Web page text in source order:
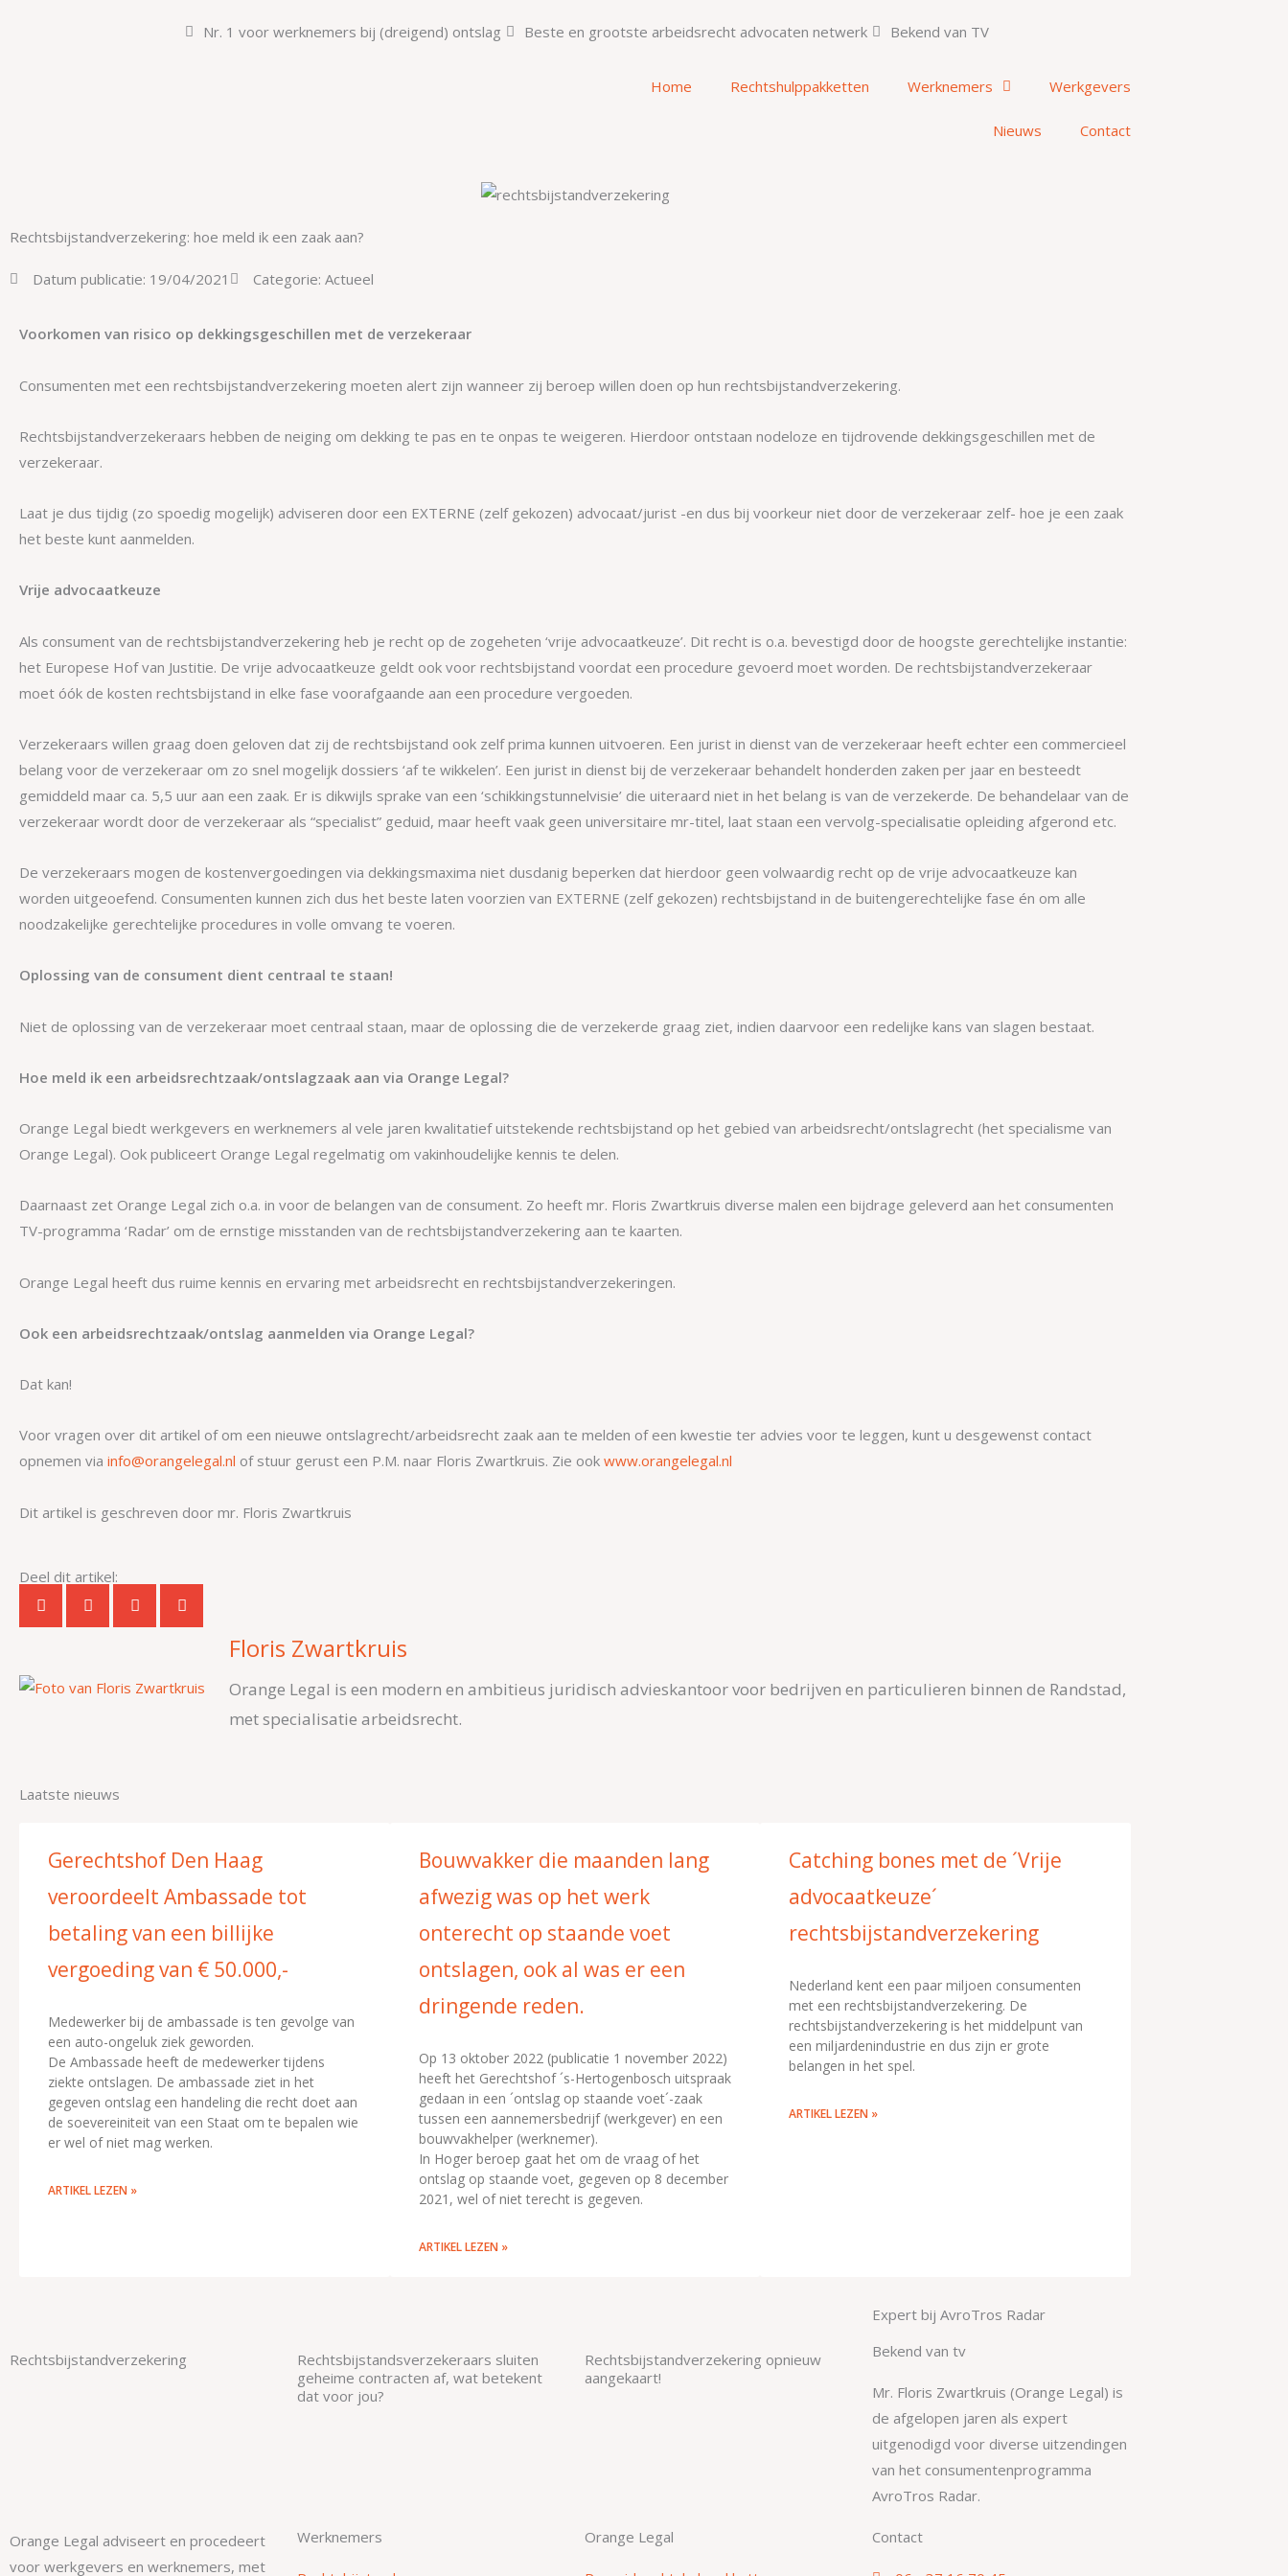
Nr. 1 voor werknemers bij (dreigend) ontslag Beste en grootste arbeidsrecht advocaten netwerk Bekend van TV
Home Rechtshulppakketten Werknemers Werkgevers
Nieuws Contact
Rechtsbijstandverzekering: hoe meld ik een zaak aan?
Datum publicatie: 19/04/2021 Categorie: Actueel
Voorkomen van risico op dekkingsgeschillen met de verzekeraar
Consumenten met een rechtsbijstandverzekering moeten alert zijn wanneer zij beroep willen doen op hun rechtsbijstandverzekering.
Rechtsbijstandverzekeraars hebben de neiging om dekking te pas en te onpas te weigeren. Hierdoor ontstaan nodeloze en tijdrovende dekkingsgeschillen met de
verzekeraar.
Laat je dus tijdig (zo spoedig mogelijk) adviseren door een EXTERNE (zelf gekozen) advocaat/jurist -en dus bij voorkeur niet door de verzekeraar zelf- hoe je een zaak
het beste kunt aanmelden.
Vrije advocaatkeuze
Als consument van de rechtsbijstandverzekering heb je recht op de zogeheten ‘vrije advocaatkeuze’. Dit recht is o.a. bevestigd door de hoogste gerechtelijke instantie:
het Europese Hof van Justitie. De vrije advocaatkeuze geldt ook voor rechtsbijstand voordat een procedure gevoerd moet worden. De rechtsbijstandverzekeraar
moet óók de kosten rechtsbijstand in elke fase voorafgaande aan een procedure vergoeden.
Verzekeraars willen graag doen geloven dat zij de rechtsbijstand ook zelf prima kunnen uitvoeren. Een jurist in dienst van de verzekeraar heeft echter een commercieel
belang voor de verzekeraar om zo snel mogelijk dossiers ‘af te wikkelen’. Een jurist in dienst bij de verzekeraar behandelt honderden zaken per jaar en besteedt
gemiddeld maar ca. 5,5 uur aan een zaak. Er is dikwijls sprake van een ‘schikkingstunnelvisie’ die uiteraard niet in het belang is van de verzekerde. De behandelaar van de
verzekeraar wordt door de verzekeraar als “specialist” geduid, maar heeft vaak geen universitaire mr-titel, laat staan een vervolg-specialisatie opleiding afgerond etc.
De verzekeraars mogen de kostenvergoedingen via dekkingsmaxima niet dusdanig beperken dat hierdoor geen volwaardig recht op de vrije advocaatkeuze kan
worden uitgeoefend. Consumenten kunnen zich dus het beste laten voorzien van EXTERNE (zelf gekozen) rechtsbijstand in de buitengerechtelijke fase én om alle
noodzakelijke gerechtelijke procedures in volle omvang te voeren.
Oplossing van de consument dient centraal te staan!
Niet de oplossing van de verzekeraar moet centraal staan, maar de oplossing die de verzekerde graag ziet, indien daarvoor een redelijke kans van slagen bestaat.
Hoe meld ik een arbeidsrechtzaak/ontslagzaak aan via Orange Legal?
Orange Legal biedt werkgevers en werknemers al vele jaren kwalitatief uitstekende rechtsbijstand op het gebied van arbeidsrecht/ontslagrecht (het specialisme van
Orange Legal). Ook publiceert Orange Legal regelmatig om vakinhoudelijke kennis te delen.
Daarnaast zet Orange Legal zich o.a. in voor de belangen van de consument. Zo heeft mr. Floris Zwartkruis diverse malen een bijdrage geleverd aan het consumenten
TV-programma ‘Radar’ om de ernstige misstanden van de rechtsbijstandverzekering aan te kaarten.
Orange Legal heeft dus ruime kennis en ervaring met arbeidsrecht en rechtsbijstandverzekeringen.
Ook een arbeidsrechtzaak/ontslag aanmelden via Orange Legal?
Dat kan!
Voor vragen over dit artikel of om een nieuwe ontslagrecht/arbeidsrecht zaak aan te melden of een kwestie ter advies voor te leggen, kunt u desgewenst contact
opnemen via info@orangelegal.nl of stuur gerust een P.M. naar Floris Zwartkruis. Zie ook www.orangelegal.nl
Dit artikel is geschreven door mr. Floris Zwartkruis
Deel dit artikel:
Floris Zwartkruis
Orange Legal is een modern en ambitieus juridisch advieskantoor voor bedrijven en particulieren binnen de Randstad,
met specialisatie arbeidsrecht.
Laatste nieuws
Gerechtshof Den Haag
veroordeelt Ambassade tot
betaling van een billijke
vergoeding van € 50.000,-
Medewerker bij de ambassade is ten gevolge van
een auto-ongeluk ziek geworden.
De Ambassade heeft de medewerker tijdens
ziekte ontslagen. De ambassade ziet in het
gegeven ontslag een handeling die recht doet aan
de soevereiniteit van een Staat om te bepalen wie
er wel of niet mag werken.
ARTIKEL LEZEN »
Bouwvakker die maanden lang
afwezig was op het werk
onterecht op staande voet
ontslagen, ook al was er een
dringende reden.
Op 13 oktober 2022 (publicatie 1 november 2022)
heeft het Gerechtshof ´s-Hertogenbosch uitspraak
gedaan in een ´ontslag op staande voet´-zaak
tussen een aannemersbedrijf (werkgever) en een
bouwvakhelper (werknemer).
In Hoger beroep gaat het om de vraag of het
ontslag op staande voet, gegeven op 8 december
2021, wel of niet terecht is gegeven.
ARTIKEL LEZEN »
Catching bones met de ´Vrije
advocaatkeuze´
rechtsbijstandverzekering
Nederland kent een paar miljoen consumenten
met een rechtsbijstandverzekering. De
rechtsbijstandverzekering is het middelpunt van
een miljardenindustrie en dus zijn er grote
belangen in het spel.
ARTIKEL LEZEN »
Rechtsbijstandverzekering
Rechtsbijstandsverzekeraars sluiten
geheime contracten af, wat betekent
dat voor jou?
Rechtsbijstandverzekering opnieuw
aangekaart!
Expert bij AvroTros Radar
Bekend van tv
Mr. Floris Zwartkruis (Orange Legal) is
de afgelopen jaren als expert
uitgenodigd voor diverse uitzendingen
van het consumentenprogramma
AvroTros Radar.
Orange Legal adviseert en procedeert
voor werkgevers en werknemers, met
Werknemers Orange Legal Contact